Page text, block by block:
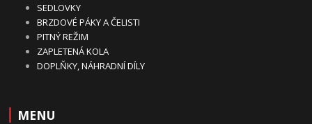
SEDLOVKY
BRZDOVÉ PÁKY A ČELISTI
PITNÝ REŽIM
ZAPLETENÁ KOLA
DOPLŇKY, NÁHRADNÍ DÍLY
MENU